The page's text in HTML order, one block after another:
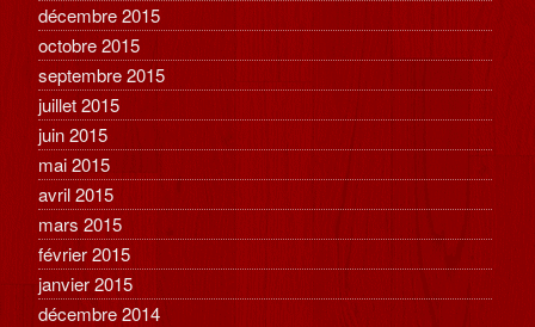
décembre 2015
octobre 2015
septembre 2015
juillet 2015
juin 2015
mai 2015
avril 2015
mars 2015
février 2015
janvier 2015
décembre 2014